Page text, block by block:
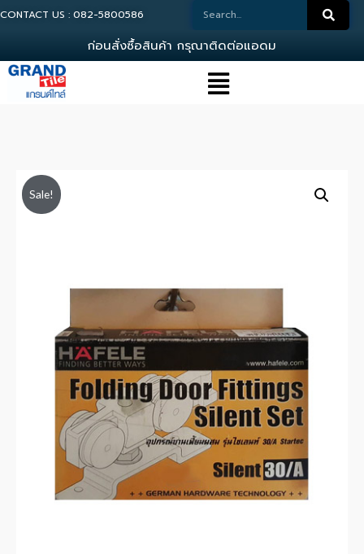
CONTACT US : 082-5800586
กอนสงซอสนคา กรณาตดตอแอดมน
Sale!